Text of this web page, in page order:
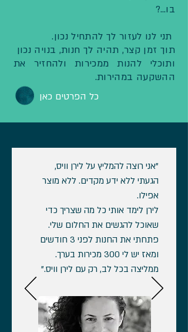
Show More
בו...?
תני לנו לעזור לך להתחיל נכון.
תוך זמן קצר, תהיה לך חנות, בנויה נכון
ותוכלי להנות ממכירות ולהחזיר את
ההשקעה במהירות.
כל הפרטים כאן
"אני רוצה להמליץ על לירן וויס,
הגעתי ללא ידע מקדים. ללא מוצר
אפילו.
לירן לימד אותי כל מה שצריך כדי
שאוכל להגשים את החלום שלי.
פתחתי את החנות לפני 3 חודשים
ומאז יש לי 300 מכירות בערך.
ממליצה בכל לב, רק עם לירן וויס."